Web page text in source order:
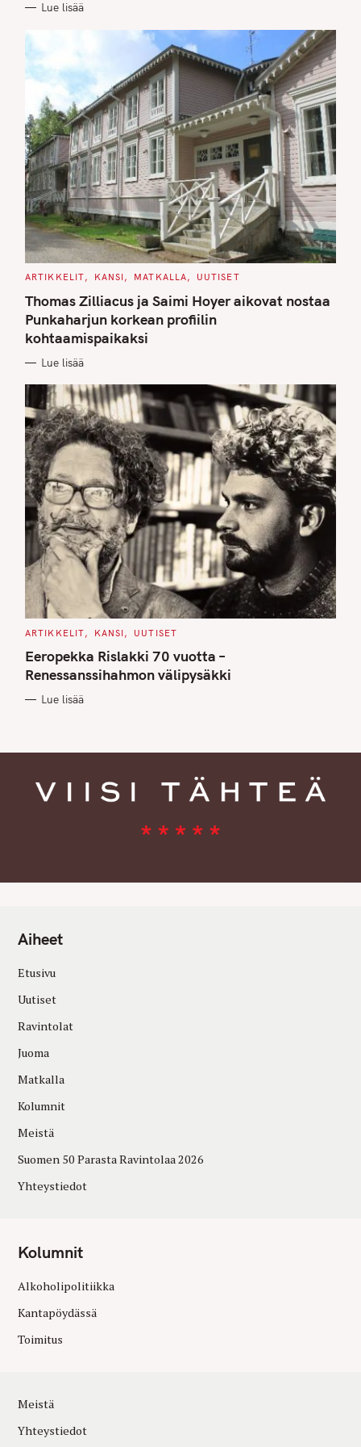
I
Lue lisää
C
T
E
G
O
R
I
S
ARTIKKELIT KANSI MATKALLA UUTISET
Thomas Zilliacus ja Saimi Hoyer aikovat nostaa
Punkaharjun korkean profiilin
kohtaamispaikaksi
Lue lisää
C
T
E
G
O
I
ARTIKKELIT KANSI UUTISET
Eeropekka Rislakki 70 vuotta –
Renessanssihahmon välipysäkki
Lue lisää
Aiheet
Etusivu
Uutiset
Ravintolat
Juoma
Matkalla
Kolumnit
Meistä
Suomen 50 Parasta Ravintolaa 2026
Yhteystiedot
Kolumnit
Alkoholipolitiikka
Kantapöydässä
Toimitus
Meistä
Yhteystiedot